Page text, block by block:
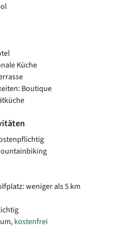
Küche
Boutique
weniger als 5 km
kostenfrei